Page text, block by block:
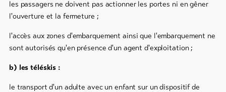
les passagers ne doivent pas actionner les portes ni en gêner
l'ouverture et la fermeture ;
l'accès aux zones d'embarquement ainsi que l'embarquement ne
sont autorisés qu'en présence d'un agent d'exploitation ;
b) les téléskis :
le transport d'un adulte avec un enfant sur un dispositif de